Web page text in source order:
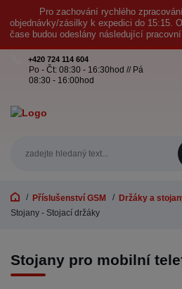
Pro zachování rychlého
objednávky/zásilky k expedici do 15:15.
čase budou odeslány následující
+420 724 114 604
Po - Čt: 08:30 - 16:30hod // Pá
08:30 - 16:00hod
Příslušenství GSM
Držáky a
Stojany - Stojací držáky
Stojany pro mobilní